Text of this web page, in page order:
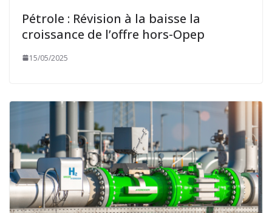
Pétrole : Révision à la baisse la
croissance de l’offre hors-Opep
15/05/2025